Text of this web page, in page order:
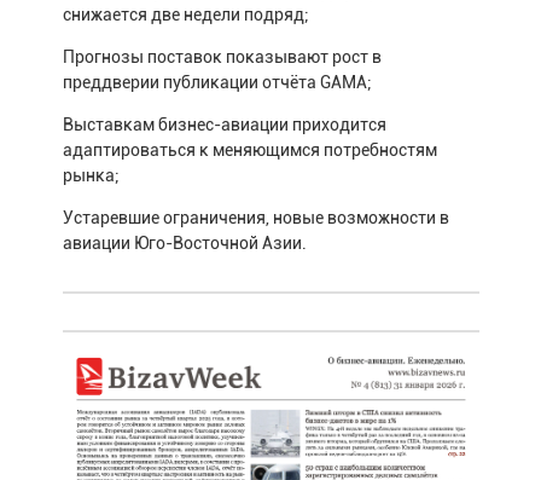
снижается две недели подряд;
Прогнозы поставок показывают рост в
преддверии публикации отчёта GAMA;
Выставкам бизнес-авиации приходится
адаптироваться к меняющимся потребностям
рынка;
Устаревшие ограничения, новые возможности в
авиации Юго-Восточной Азии.